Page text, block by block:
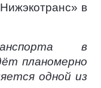
в
в
планомерно
одной из